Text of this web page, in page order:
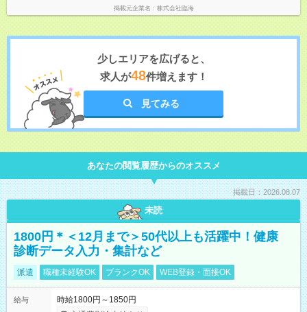
掲載元企業名 株式会社臨海
少しエリアを広げると、
求人が48件増えます！
見てみる
あなたの閲覧履歴からのオススメ
掲載日：2026.08.07
未読
1800円＊＜12月まで＞50代以上も活躍中！健康
診断データ入力・集計など
派遣 職種未経験OK ブランクOK WEB登録・面接OK
給与
時給1800円～1850円